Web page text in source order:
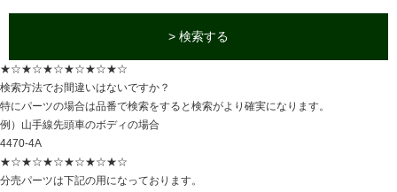
> 検索する
★☆★☆★☆★☆★☆★☆
検索方法でお間違いはないですか？
特にパーツの場合は品番で検索をすると検索がより確実になります。
例）山手線先頭車のボディの場合
4470-4A
★☆★☆★☆★☆★☆★☆
分売パーツは下記の用になっております。